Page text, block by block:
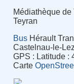
Médiathèque
Teyran
BusHérault
Castelnau-le-
GPS : Latitude :
Carte